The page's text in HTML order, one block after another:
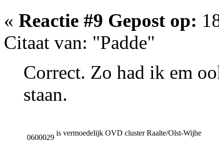
« Reactie #9 Gepost op:
Citaat van: "Padde"
Correct. Zo had ik em
staan.
0600029
is vermoedelijk OVD cluster Raalte/Olst-Wijhe